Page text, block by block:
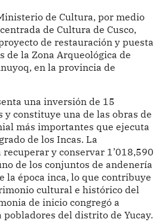
de Cultura, por medio
de Cultura de Cusco,
de restauración y puesta
de la Zona Arqueológica de
en la provincia de
una inversión de 15
constituye una de las obras de
más importantes que ejecuta
de los Incas. La
y conservar 1’018,590
de los conjuntos de andenería
la época inca, lo que contribuye
cultural e histórico del
de inicio congregó a
del distrito de Yucay.